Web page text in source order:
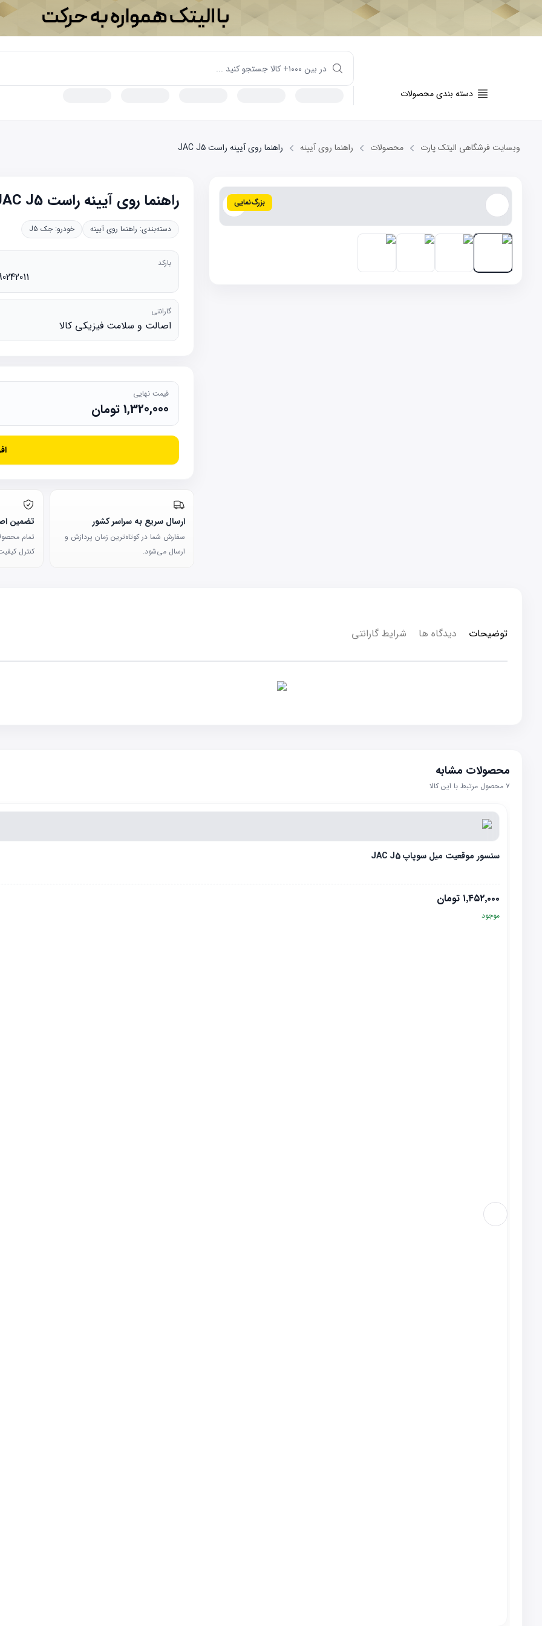
دسته بندی محصولات
وبسایت فرشگاهی الیتک پارت محصولات راهنما روی آیینه راهنما روی آیینه راست JAC J5
بزرگ‌نمایی راهنما روی آیینه راست JAC J5
دسته‌بندی: راهنما روی آیینه خودرو:جک J5
بارکد
گارانتی
اصالت و سلامت فیزیکی کالا
قیمت نهایی
1,320,000تومان
ارسال سریع به سراسر کشور
سفارش شما در کوتاه‌ترین زمان پردازش و
ارسال می‌شود.
تضمین
تمام
کنترل
توضیحات دیدگاه ها شرایط گارانتی
محصولات مشابه
۷ محصول مرتبط با این کالا
سنسور موقعیت میل سوپاپ JAC J5
۱٬۴۵۲٬۰۰۰ تومان
موجود